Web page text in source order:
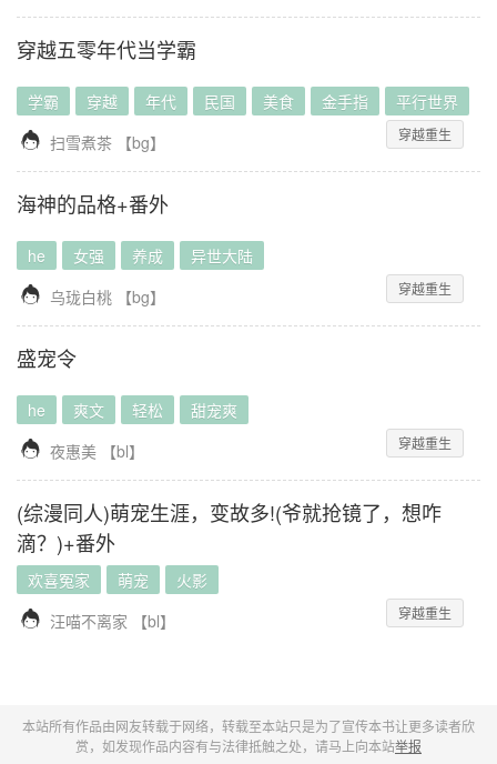
穿越五零年代当学霸
学霸 穿越 年代 民国 美食 金手指 平行世界
 扫雪煮茶 【bg】 穿越重生
海神的品格+番外
he 女强 养成 异世大陆
 乌珑白桃 【bg】 穿越重生
盛宠令
he 爽文 轻松 甜宠爽
 夜惠美 【bl】 穿越重生
(综漫同人)萌宠生涯，变故多!(爷就抢镜了，想咋
滴？)+番外
欢喜冤家 萌宠 火影
 汪喵不离家 【bl】 穿越重生
本站所有作品由网友转载于网络，转载至本站只是为了宣传本书让更多读者欣
赏，如发现作品内容有与法律抵触之处，请马上向本站举报